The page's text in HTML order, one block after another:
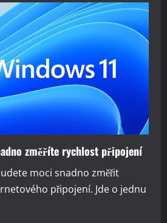
změříte rychlost připojení
moci snadno změřit
připojení. Jde o jednu